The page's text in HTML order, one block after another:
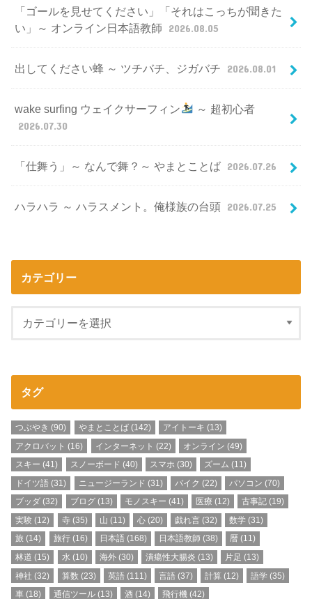
「ゴールを見せてください」「それはこっちが聞きた
い」～ オンライン日本語教師
2026.08.05
出してください蜂 ～ ツチバチ、ジガバチ 2026.08.01
wake surfing ウェイクサーフィン
～ 超初心者
2026.07.30
「仕舞う」～ なんで舞？～ やまとことば 2026.07.26
ハラハラ ～ ハラスメント。俺様族の台頭 2026.07.25
カテゴリー
タグ
つぶやき (90) やまとことば(142) アイトーキ (13)
アクロバット (16) インターネット (22) オンライン (49)
スキー (41) スノーボード (40) スマホ (30) ズーム (11)
ドイツ語 (31) ニュージーランド (31) バイク (22) パソコン (70)
ブッダ (32) ブログ(13) モノスキー (41) 医療 (12) 古事記 (19)
実験 (12) 寺(35) 山 (11) 心 (20) 戯れ言 (32) 数学 (31)
旅 (14) 旅行(16) 日本語 (168) 日本語教師 (38) 暦 (11)
林道 (15) 水 (10) 海外(30) 潰瘍性大腸炎 (13) 片足 (13)
神社 (32) 算数 (23) 英語 (111) 言語 (37) 計算 (12) 語学 (35)
車 (18) 通信ツール(13) 酒(14) 飛行機 (42)